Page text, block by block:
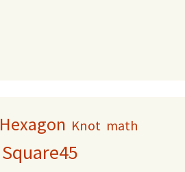
Hexagon Knot math
Square45